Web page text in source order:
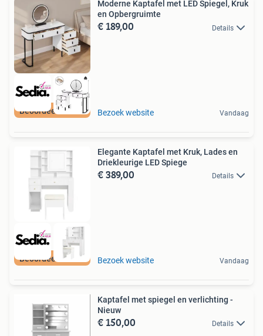
Beoordeeld met 9+
Moderne Kaptafel met LED Spiegel, Kruk
en Opbergruimte
€ 189,00 Details
Bezoek website Vandaag
Beoordeeld met 9+
Elegante Kaptafel met Kruk, Lades en
Driekleurige LED Spiege
€ 389,00 Details
Bezoek website Vandaag
Kaptafel met spiegel en verlichting -
Nieuw
€ 150,00 Details